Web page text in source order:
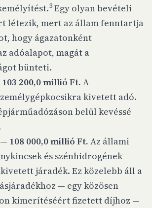
3 Egy olyan bevételi
létezik, mert az állam fenntartja
hogy ágazatonként
adóalapot, magát a
bünteti.
200,0 millió Ft. A
kivetett adó.
belül kevéssé
108 000,0 millió Ft. Az állami
és szénhidrogének
járadék. Ez közelebb áll a
— egy közösen
kimerítéséért fizetett díjhoz —